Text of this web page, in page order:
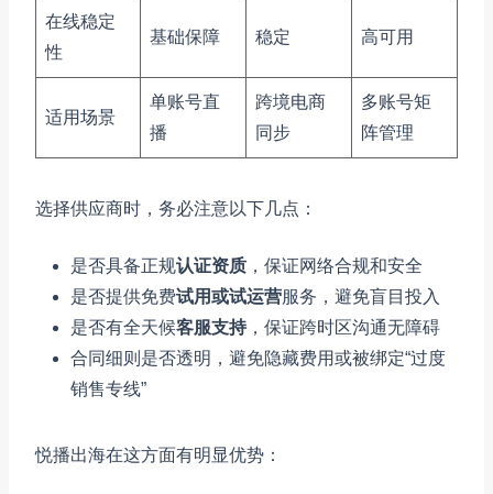
在线稳定
性
基础保障 稳定 高可用
适用场景
单账号直
播
跨境电商
同步
多账号矩
阵管理
选择供应商时，务必注意以下几点：
是否具备正规认证资质 ，保证网络合规和安全
是否提供免费试用或试运营服务，避免盲目投入
是否有全天候客服支持，保证跨时区沟通无障碍
合同细则是否透明，避免隐藏费用或被绑定“过度
销售专线”
悦播出海在这方面有明显优势：